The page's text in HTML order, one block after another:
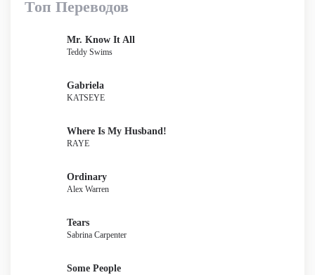
Топ Переводов
Mr. Know It All
Teddy Swims
Gabriela
KATSEYE
Where Is My Husband!
RAYE
Ordinary
Alex Warren
Tears
Sabrina Carpenter
Some People